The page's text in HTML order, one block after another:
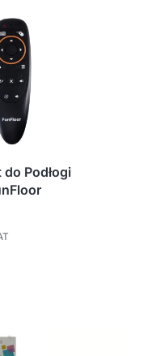
Podłogi